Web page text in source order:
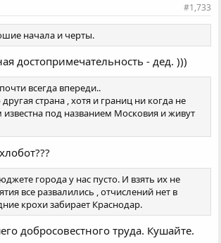
#1,733
начала и черты.
достопримечательность - дед. )))
всегда впереди..
страна , хотя и границ ни когда не
известна под названием Московия и живут
города у нас пусто. И взять их не
все развалились , отчислений нет в
крохи забирает Краснодар.
добросовестного труда. Кушайте.